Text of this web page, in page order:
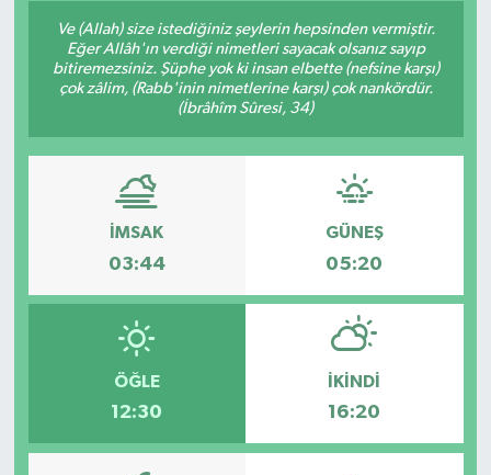
Ve (Allah) size istediğiniz şeylerin hepsinden vermiştir.
Eğer Allâh'ın verdiği nimetleri sayacak olsanız sayıp
bitiremezsiniz. Şüphe yok ki insan elbette (nefsine karşı)
çok zâlim, (Rabb'inin nimetlerine karşı) çok nankördür.
(İbrâhîm Sûresi, 34)
İMSAK
03:44
GÜNEŞ
05:20
ÖĞLE
12:30
İKINDI
16:20
Son Dakika
Teknoloji